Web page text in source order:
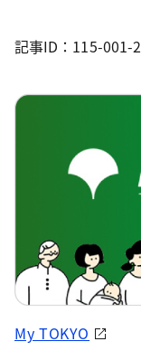
記事ID：115-001-
My TOKYO